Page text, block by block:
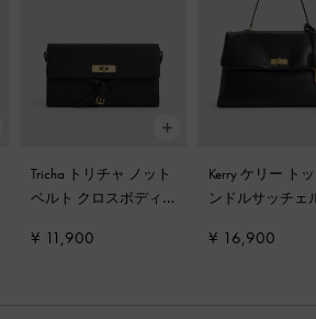
Tricha トリチャ ノット
ベルト クロスボディ
¥ 11,900
Kerry ケリー ト
ンドルサッチェ
¥ 16,900